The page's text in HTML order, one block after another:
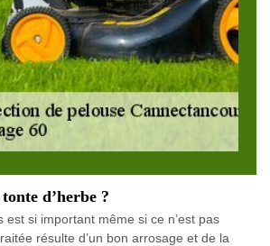
d’herbe ?
est si important même si ce n’est pas
résulte d’un bon arrosage et de la